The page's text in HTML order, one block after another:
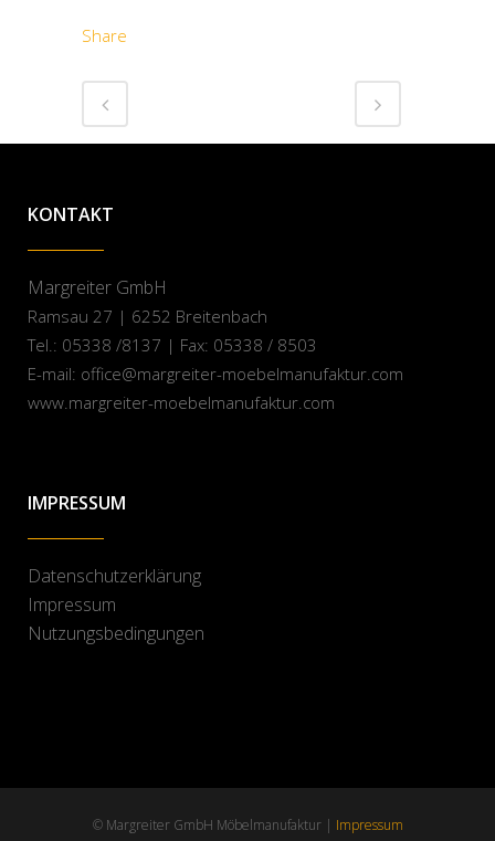
Share
KONTAKT
Margreiter GmbH
Ramsau 27 | 6252 Breitenbach
Tel.: 05338 /8137 | Fax: 05338 / 8503
E-mail: office@margreiter-moebelmanufaktur.com
www.margreiter-moebelmanufaktur.com
IMPRESSUM
Datenschutzerklärung
Impressum
Nutzungsbedingungen
© Margreiter GmbH Möbelmanufaktur | Impressum